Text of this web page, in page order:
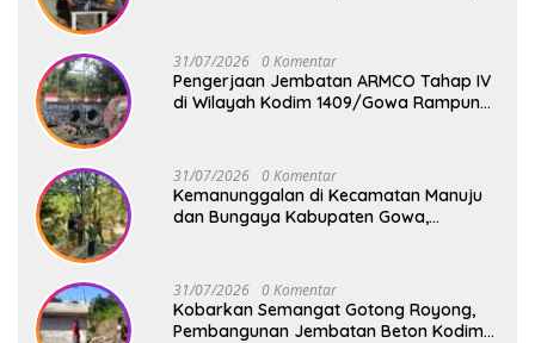
31/07/2026 0 Komentar
Pengerjaan Jembatan ARMCO Tahap IV
di Wilayah Kodim 1409/Gowa Rampung
31/07/2026 0 Komentar
Kemanunggalan di Kecamatan Manuju
dan Bungaya Kabupaten Gowa,
31/07/2026 0 Komentar
Kobarkan Semangat Gotong Royong,
Pembangunan Jembatan Beton Kodim